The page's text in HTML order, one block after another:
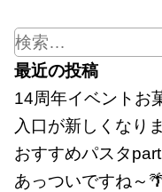
検
索:
最近の投稿
14周年イベントお
入口が新しくなり
おすすめパスタ
あっついですね～